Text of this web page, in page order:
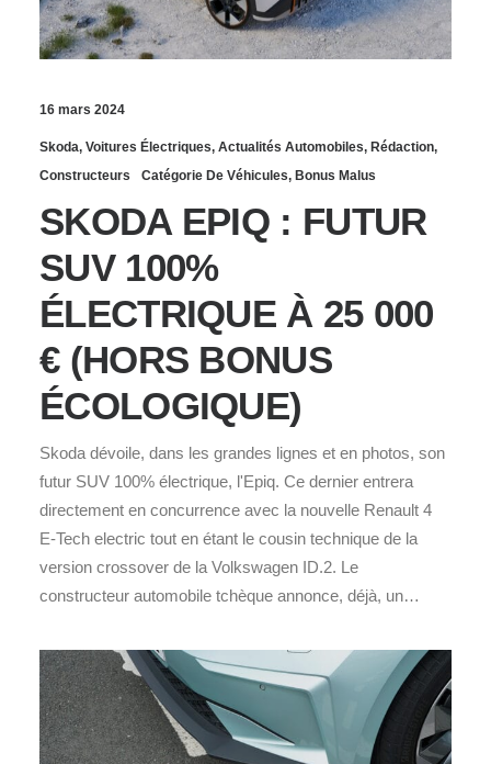
16 mars 2024
Skoda, Voitures Électriques, Actualités Automobiles, Rédaction,
Constructeurs
Catégorie De Véhicules, Bonus Malus
SKODA EPIQ : FUTUR
SUV 100%
ÉLECTRIQUE À 25 000
€ (HORS BONUS
ÉCOLOGIQUE)
Skoda dévoile, dans les grandes lignes et en photos, son
futur SUV 100% électrique, l'Epiq. Ce dernier entrera
directement en concurrence avec la nouvelle Renault 4
E-Tech electric tout en étant le cousin technique de la
version crossover de la Volkswagen ID.2. Le
constructeur automobile tchèque annonce, déjà, un…